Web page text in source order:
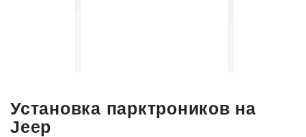
Установка парктроников на
Jeep